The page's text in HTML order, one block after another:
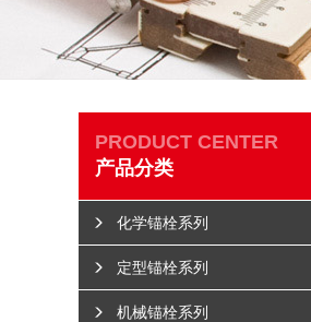
PRODUCT CENTER
产品分类
化学锚栓系列
定型锚栓系列
机械锚栓系列